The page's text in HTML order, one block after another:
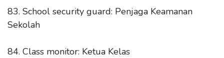
83. School security guard: Penjaga Keamanan
Sekolah
84. Class monitor: Ketua Kelas